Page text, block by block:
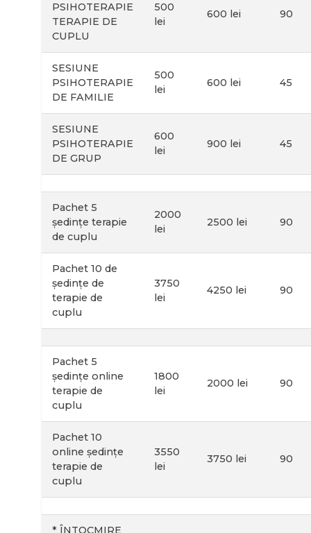
PSIHOTERAPIE
TERAPIE DE
CUPLU
500
lei
600 lei 90
SESIUNE
PSIHOTERAPIE
DE FAMILIE
500
lei
600 lei 45
SESIUNE
PSIHOTERAPIE
DE GRUP
600
lei
900 lei 45
Pachet 5
ședințe terapie
de cuplu
2000
lei
2500 lei 90
Pachet 10 de
ședințe de
terapie de
cuplu
3750
lei
4250 lei 90
Pachet 5
ședințe online
terapie de
cuplu
1800
lei
2000 lei 90
Pachet 10
online ședințe
terapie de
cuplu
3550
lei
3750 lei 90
* ÎNTOCMIRE